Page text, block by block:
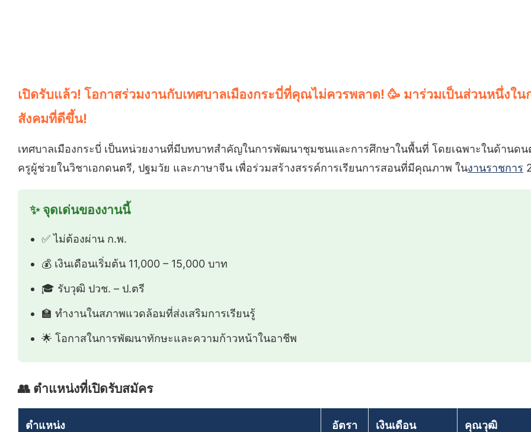
เปิดรับแล้ว! โอกาสร่วมงานกับเทศบาลเมืองกระบี่ที่คุณไม่ควรพลาด! 🥳 มาร่วมเป็นส่วนหนึ่งใ
สังคมที่ดีขึ้น!
เทศบาลเมืองกระบี่ เป็นหน่วยงานที่มีบทบาทสำคัญในการพัฒนาชุมชนและการศึกษาในพื้นที่ โดยเฉพาะในด้านดน
ครูผู้ช่วยในวิชาเอกดนตรี, ปฐมวัย และภาษาจีน เพื่อร่วมสร้างสรรค์การเรียนการสอนที่มีคุณภาพ ในงานราชการ
✨ จุดเด่นของงานนี้
✅ ไม่ต้องผ่าน ก.พ.
💰 เงินเดือนเริ่มต้น 11,000 – 15,000 บาท
🎓 รับวุฒิ ปวช. – ป.ตรี
🏫 ทำงานในสภาพแวดล้อมที่ส่งเสริมการเรียนรู้
🌟 โอกาสในการพัฒนาทักษะและความก้าวหน้าในอาชีพ
👥 ตำแหน่งที่เปิดรับสมัคร
ตำแหน่ง อัตรา เงินเดือน คุณวุฒิ